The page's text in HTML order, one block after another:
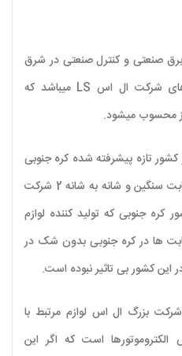
برق صنعتی و کنترل صنعتی در شرق
آسیا بدون هیچ شک وشبهه های شرکت ال اس LS میباشد که
محسوب میشود.
این ۲ شرکت در کشور تازه پیشرفته شده کره جنوبی
وجود دارد ما را ناخود آگاه بیاد رقابت سنگین و شانه به شانه 2 شرکت
جنوبی که تولید کننده لوازم
ها در کره جنوبی بدون شک در
این کشور بی تاثیر نبوده است.
بزرگ ال اس لوازم مرتبط با
است که اگر این